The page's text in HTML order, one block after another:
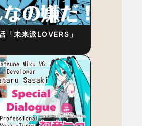
「未来派LOVERS」